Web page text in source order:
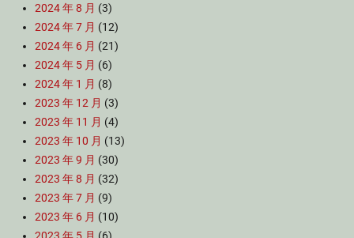
2024 年 8 月 (3)
2024 年 7 月 (12)
2024 年 6 月 (21)
2024 年 5 月 (6)
2024 年 1 月 (8)
2023 年 12 月 (3)
2023 年 11 月 (4)
2023 年 10 月 (13)
2023 年 9 月 (30)
2023 年 8 月 (32)
2023 年 7 月 (9)
2023 年 6 月 (10)